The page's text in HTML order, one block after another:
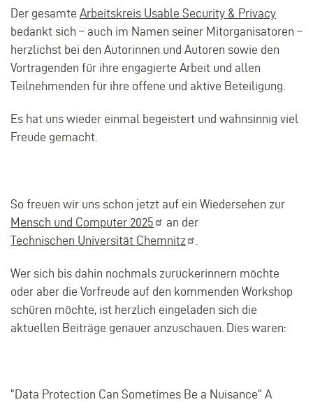
Der gesamte Arbeitskreis Usable Security & Privacy
bedankt sich – auch im Namen seiner Mitorganisatoren –
herzlichst bei den Autorinnen und Autoren sowie den
Vortragenden für ihre engagierte Arbeit und allen
Teilnehmenden für ihre offene und aktive Beteiligung.
Es hat uns wieder einmal begeistert und wahnsinnig viel
Freude gemacht.
So freuen wir uns schon jetzt auf ein Wiedersehen zur
Mensch und Computer 2025
an der
Technischen Universität Chemnitz
Wer sich bis dahin nochmals zurückerinnern möchte
oder aber die Vorfreude auf den kommenden Workshop
schüren möchte, ist herzlich eingeladen sich die
aktuellen Beiträge genauer anzuschauen. Dies waren:
"Data Protection Can Sometimes Be a Nuisance" A